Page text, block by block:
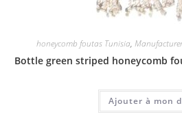
honeycomb foutas Tunisia,
Bottle green striped honeycomb
Ajouter à mon